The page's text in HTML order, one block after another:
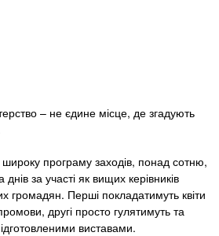
– не єдине місце, де згадують
широку програму заходів, понад сотню,
днів за участі як вищих керівників
громадян. Перші покладатимуть квіти
другі просто гулятимуть та
виставами.